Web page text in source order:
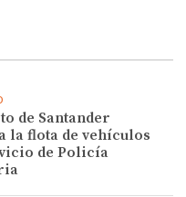
de Santander
la flota de vehículos
de Policía